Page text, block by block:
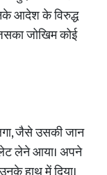
आदेश के विरुद्ध
जोखिम कोई
जैसे उसकी जान
लेने आया। अपने